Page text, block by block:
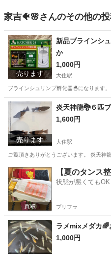
家吉🐠🌸さんのその他の投
売ります
新品ブラインシ
か
1,000円
大住駅
ブラインシュリンプ孵化器🐣になります
京都 京田辺市 大住駅 その他
売ります
炎天神龍🐉６匹
1,600円
大住駅
ご覧頂きありがとうございます。 炎天
京都 京田辺市 大住駅 その
【夏のタンス
状態が悪くても
プリフラ
ラメmixメダカ
1,000円